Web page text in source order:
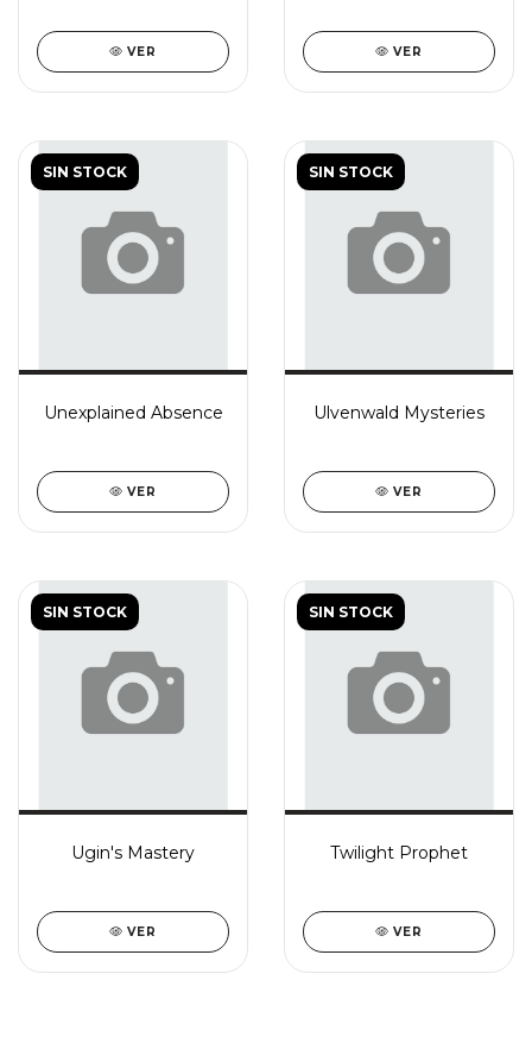
VER VER
SIN STOCK
Unexplained Absence
VER
SIN STOCK
Ulvenwald Mysteries
VER
SIN STOCK
Ugin's Mastery
VER
SIN STOCK
Twilight Prophet
VER